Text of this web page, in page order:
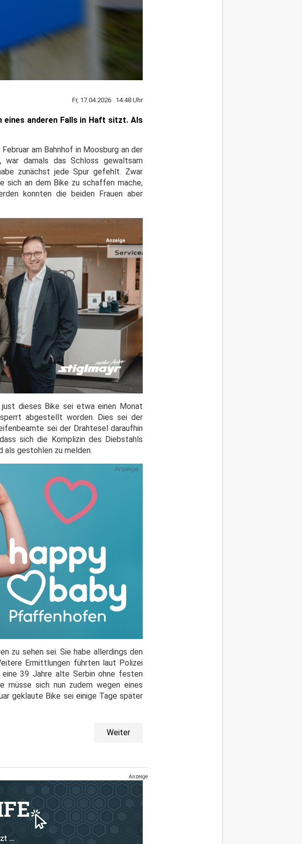
Fr, 17.04.2026 14:48 Uhr
anderen Falls in Haft sitzt. Als
am Bahnhof in Moosburg an der
war damals das Schloss gewaltsam
zunächst jede Spur gefehlt. Zwar
sich an dem Bike zu schaffen mache,
konnten die beiden Frauen aber
dieses Bike sei etwa einen Monat
abgestellt worden. Dies sei der
sei der Drahtesel daraufhin
sich die Komplizin des Diebstahls
als gestohlen zu melden.
zu sehen sei. Sie habe allerdings den
Ermittlungen führten laut Polizei
39 Jahre alte Serbin ohne festen
sich nun zudem wegen eines
geklaute Bike sei einige Tage später
Weiter
Anzeige